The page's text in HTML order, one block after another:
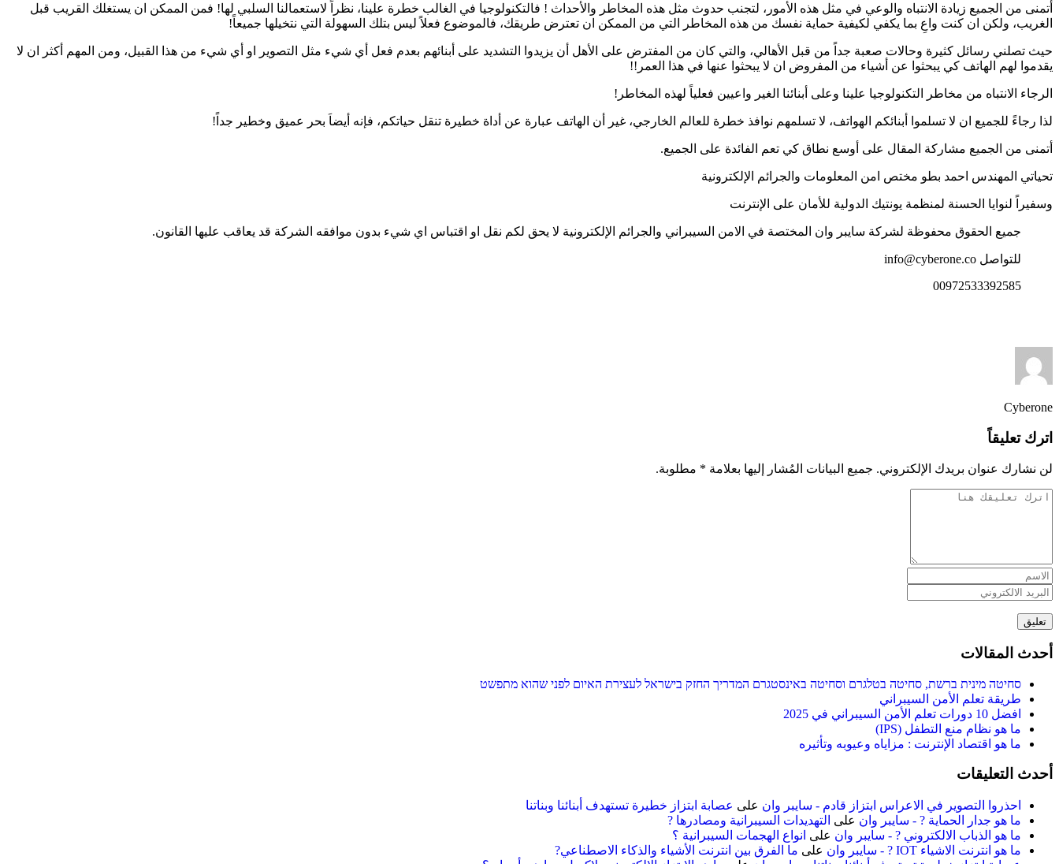
أتمنى من الجميع زيادة الانتباه والوعي في مثل هذه الأمور، لتجنب حدوث مثل هذه المخاطر والأحداث ! فالتكنولوجيا في الغالب خطرة علينا، نظراً لاستعمالنا السلبي لها! فمن الممكن ان يستغلك القريب قبل
الغريب، ولكن ان كنت واعِ بما يكفي لكيفية حماية نفسك من هذه المخاطر التي من الممكن ان تعترض طريقك، فالموضوع فعلاً ليس بتلك السهولة التي نتخيلها جميعاً!
حيث تصلني رسائل كثيرة وحالات صعبة جداً من قبل الأهالي، والتي كان من المفترض على الأهل أن يزيدوا التشديد على أبنائهم بعدم فعل أي شيء مثل التصوير او أي شيء من هذا القبيل، ومن المهم أكثر ان لا
يقدموا لهم الهاتف كي يبحثوا عن أشياء من المفروض ان لا يبحثوا عنها في هذا العمر!!
الرجاء الانتباه من مخاطر التكنولوجيا علينا وعلى أبنائنا الغير واعيين فعلياً لهذه المخاطر!
لذا رجاءً للجميع ان لا تسلموا أبنائكم الهواتف، لا تسلمهم نوافذ خطرة للعالم الخارجي، غير أن الهاتف عبارة عن أداة خطيرة تنقل حياتكم، فإنه أيضاَ بحر عميق وخطير جداً!
أتمنى من الجميع مشاركة المقال على أوسع نطاق كي تعم الفائدة على الجميع.
تحياتي المهندس احمد بطو مختص امن المعلومات والجرائم الإلكترونية
وسفيراً لنوايا الحسنة لمنظمة يونتيك الدولية للأمان على الإنترنت
جميع الحقوق محفوظة لشركة سايبر وان المختصة في الامن السيبراني والجرائم الإلكترونية لا يحق لكم نقل او اقتباس اي شيء بدون موافقه الشركة قد يعاقب عليها القانون.
للتواصل info@cyberone.co
00972533392585
Cyberone
اترك تعليقاً
لن نشارك عنوان بريدك الإلكتروني. جميع البيانات المُشار إليها بعلامة * مطلوبة.
تعليق
أحدث المقالات
סחיטה מינית ברשת, סחיטה בטלגרם וסחיטה באינסטגרם המדריך החזק בישראל לעצירת האיום לפני שהוא מתפשט
طريقة تعلم الأمن السيبراني
افضل 10 دورات تعلم الأمن السيبراني في 2025
ما هو نظام منع التطفل (IPS)
ما هو اقتصاد الإنترنت : مزاياه وعيوبه وتأثيره
أحدث التعليقات
احذروا التصوير في الاعراس ابتزاز قادم - سايبر وان على عصابة ابتزاز خطيرة تستهدف أبنائنا وبناتنا
ما هو جدار الحماية ? - سايبر وان على التهديدات السيبرانية ومصادرها ?
ما هو الذباب الالكتروني ? - سايبر وان على انواع الهجمات السيبرانية ؟
ما هو انترنت الاشياء IOT ? - سايبر وان
على ما الفرق بين انترنت الأشياء والذكاء الاصطناعي?